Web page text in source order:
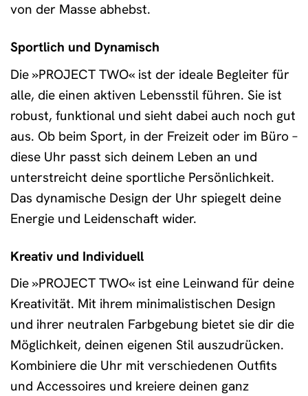
von der Masse abhebst.
Sportlich und Dynamisch
Die »PROJECT TWO« ist der ideale Begleiter für
alle, die einen aktiven Lebensstil führen. Sie ist
robust, funktional und sieht dabei auch noch gut
aus. Ob beim Sport, in der Freizeit oder im Büro –
diese Uhr passt sich deinem Leben an und
unterstreicht deine sportliche Persönlichkeit.
Das dynamische Design der Uhr spiegelt deine
Energie und Leidenschaft wider.
Kreativ und Individuell
Die »PROJECT TWO« ist eine Leinwand für deine
Kreativität. Mit ihrem minimalistischen Design
und ihrer neutralen Farbgebung bietet sie dir die
Möglichkeit, deinen eigenen Stil auszudrücken.
Kombiniere die Uhr mit verschiedenen Outfits
und Accessoires und kreiere deinen ganz